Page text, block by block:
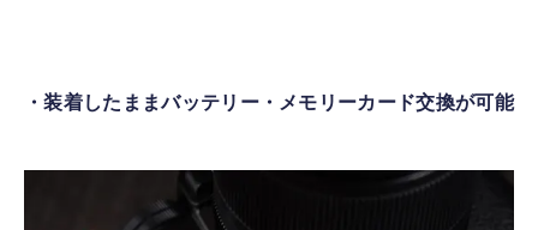
・装着したままバッテリー・メモリーカード交換が可能